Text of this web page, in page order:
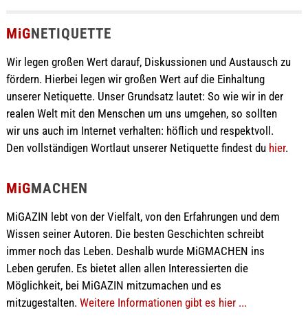
MiGNETIQUETTE
Wir legen großen Wert darauf, Diskussionen und Austausch zu
fördern. Hierbei legen wir großen Wert auf die Einhaltung
unserer Netiquette. Unser Grundsatz lautet: So wie wir in der
realen Welt mit den Menschen um uns umgehen, so sollten
wir uns auch im Internet verhalten: höflich und respektvoll.
Den vollständigen Wortlaut unserer Netiquette findest du hier.
MiGMACHEN
MiGAZIN lebt von der Vielfalt, von den Erfahrungen und dem
Wissen seiner Autoren. Die besten Geschichten schreibt
immer noch das Leben. Deshalb wurde MiGMACHEN ins
Leben gerufen. Es bietet allen allen Interessierten die
Möglichkeit, bei MiGAZIN mitzumachen und es
mitzugestalten. Weitere Informationen gibt es hier ...